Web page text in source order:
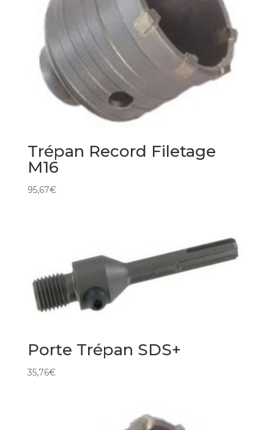
Trépan Record Filetage
M16
95,67€
Porte Trépan SDS+
35,76€